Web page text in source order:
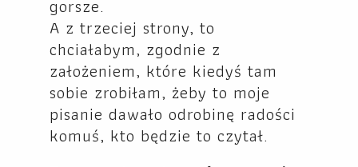
gorsze.
A z trzeciej strony, to
chciałabym, zgodnie z
założeniem, które kiedyś tam
sobie zrobiłam, żeby to moje
pisanie dawało odrobinę radości
komuś, kto będzie to czytał.